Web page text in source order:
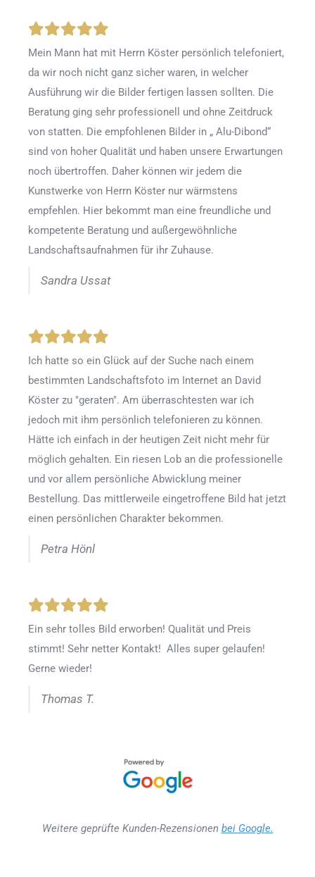
Mein Mann hat mit Herrn Köster persönlich telefoniert,
da wir noch nicht ganz sicher waren, in welcher
Ausführung wir die Bilder fertigen lassen sollten. Die
Beratung ging sehr professionell und ohne Zeitdruck
von statten. Die empfohlenen Bilder in „ Alu-Dibond“
sind von hoher Qualität und haben unsere Erwartungen
noch übertroffen. Daher können wir jedem die
Kunstwerke von Herrn Köster nur wärmstens
empfehlen. Hier bekommt man eine freundliche und
kompetente Beratung und außergewöhnliche
Landschaftsaufnahmen für ihr Zuhause.
Sandra Ussat
Ich hatte so ein Glück auf der Suche nach einem
bestimmten Landschaftsfoto im Internet an David
Köster zu "geraten". Am überraschtesten war ich
jedoch mit ihm persönlich telefonieren zu können.
Hätte ich einfach in der heutigen Zeit nicht mehr für
möglich gehalten. Ein riesen Lob an die professionelle
und vor allem persönliche Abwicklung meiner
Bestellung. Das mittlerweile eingetroffene Bild hat jetzt
einen persönlichen Charakter bekommen.
Petra Hönl
Ein sehr tolles Bild erworben! Qualität und Preis
stimmt! Sehr netter Kontakt! Alles super gelaufen!
Gerne wieder!
Thomas T.
Weitere geprüfte Kunden-Rezensionen bei Google.